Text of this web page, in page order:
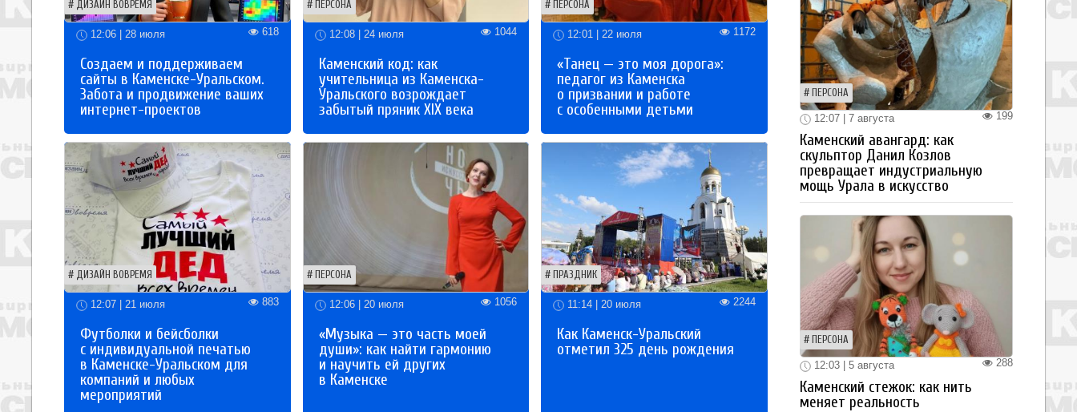
ДИЗАЙН ВОВРЕМЯ
12:06 | 28 июля 618
Создаем и поддерживаем
сайты в Каменске-Уральском.
Забота и продвижение ваших
интернет-проектов
ПЕРСОНА
12:08 | 24 июля 1044
Каменский код: как
учительница из Каменска-
Уральского возрождает
забытый пряник XIX века
ПЕРСОНА
12:01 | 22 июля 1172
«Танец — это моя дорога»:
педагог из Каменска
о призвании и работе
с особенными детьми
ДИЗАЙН ВОВРЕМЯ
12:07 | 21 июля 883
Футболки и бейсболки
с индивидуальной печатью
в Каменске-Уральском для
компаний и любых
мероприятий
ПЕРСОНА
12:06 | 20 июля 1056
«Музыка — это часть моей
души»: как найти гармонию
и научить ей других
в Каменске
ПРАЗДНИК
11:14 | 20 июля 2244
Как Каменск-Уральский
отметил 325 день рождения
ПЕРСОНА
199
12:07 | 7 августа
Каменский авангард: как
скульптор Данил Козлов
превращает индустриальную
мощь Урала в искусство
ПЕРСОНА
288
12:03 | 5 августа
Каменский стежок: как нить
меняет реальность